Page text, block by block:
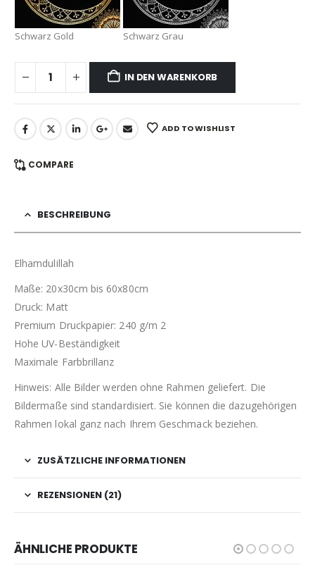
Schwarz Gold Schwarz Grau
IN DEN WARENKORB
ADD TO WISHLIST
COMPARE
BESCHREIBUNG
Elhamdulillah
Maße: 20x30cm bis 60x80cm
Druck: Matt
Premium Druckpapier: 240 g/m 2
Hohe UV-Beständigkeit
Maximale Farbbrillanz
Hinweis: Alle Bilder werden ohne Rahmen geliefert. Die
Bildermaße sind standardisiert. Sie können die dazugehörigen
Rahmen lokal ganz nach Ihrem Geschmack beziehen.
ZUSÄTZLICHE INFORMATIONEN
REZENSIONEN (21)
ÄHNLICHE PRODUKTE